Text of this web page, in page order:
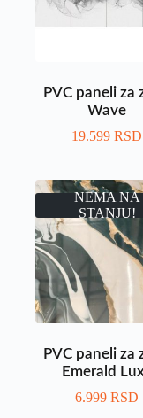
PVC paneli za
Wave
19.599RSD
NEMA NA
STANJU!
PVC paneli za
Emerald
6.999RSD